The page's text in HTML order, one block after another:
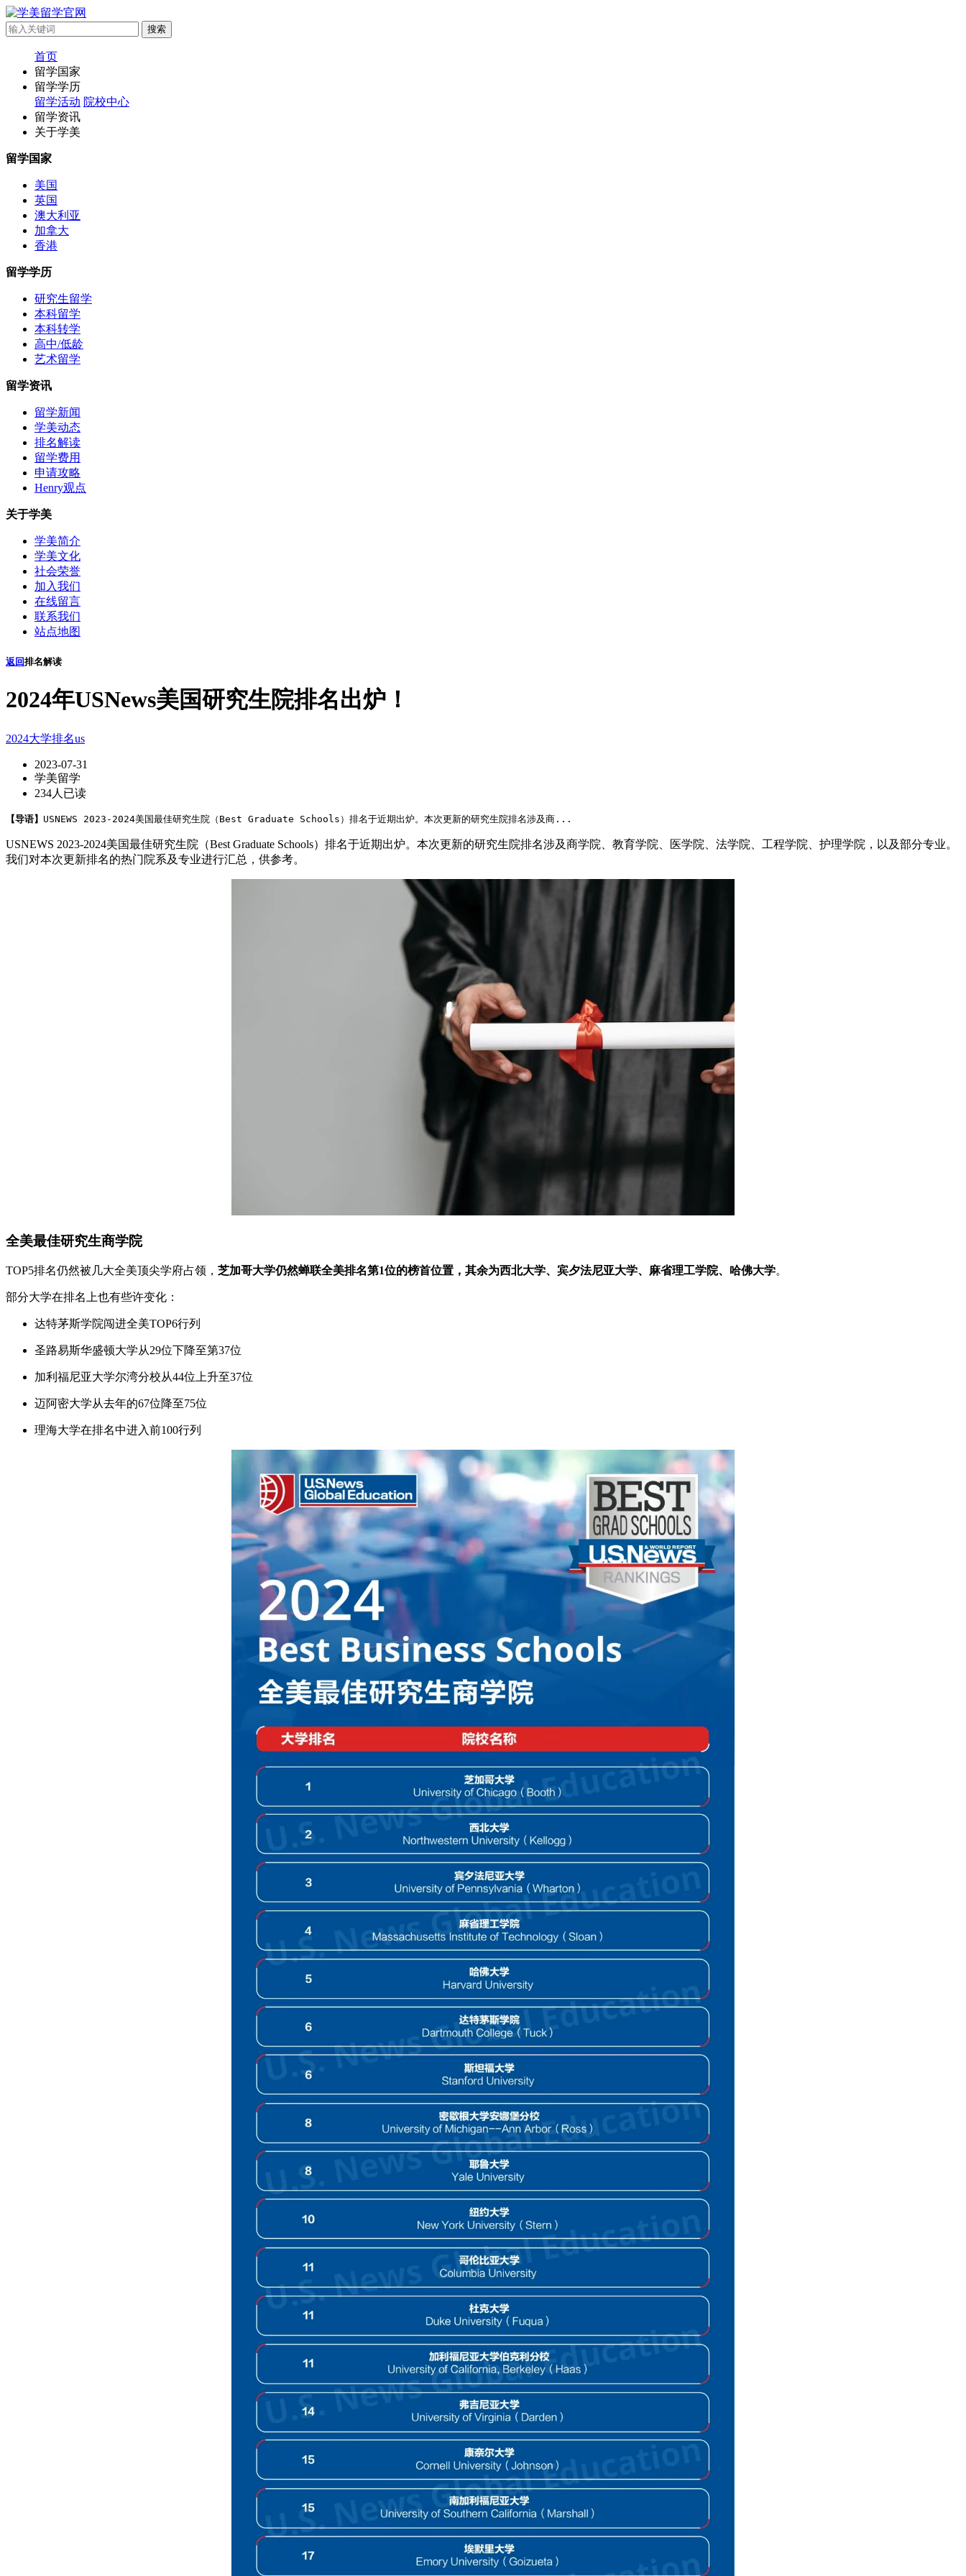
首页
留学国家
留学学历
留学活动 院校中心
留学资讯
关于学美
留学国家
美国
英国
澳大利亚
加拿大
香港
留学学历
研究生留学
本科留学
本科转学
高中/低龄
艺术留学
留学资讯
留学新闻
学美动态
排名解读
留学费用
申请攻略
Henry观点
关于学美
学美简介
学美文化
社会荣誉
加入我们
在线留言
联系我们
站点地图
返回排名解读
2024年USNews美国研究生院排名出炉！
2024大学排名us
2023-07-31
学美留学
234人已读
【导语】 USNEWS 2023-2024美国最佳研究生院（Best Graduate Schools）排名于近期出炉。本次更新的研究生院排名涉及商...
USNEWS 2023-2024美国最佳研究生院（Best Graduate Schools）排名于近期出炉。本次更新的研究生院排名涉及商学院、教育学院、医学院、法学院、工程学院、护理学院，以及部分专业。
我们对本次更新排名的热门院系及专业进行汇总，供参考。
全美最佳研究生商学院
TOP5排名仍然被几大全美顶尖学府占领， 芝加哥大学仍然蝉联全美排名第1位的榜首位置，其余为西北大学、宾夕法尼亚大学、麻省理工学院、哈佛大学。
部分大学在排名上也有些许变化：
达特茅斯学院闯进全美TOP6行列
圣路易斯华盛顿大学从29位下降至第37位
加利福尼亚大学尔湾分校从44位上升至37位
迈阿密大学从去年的67位降至75位
理海大学在排名中进入前100行列